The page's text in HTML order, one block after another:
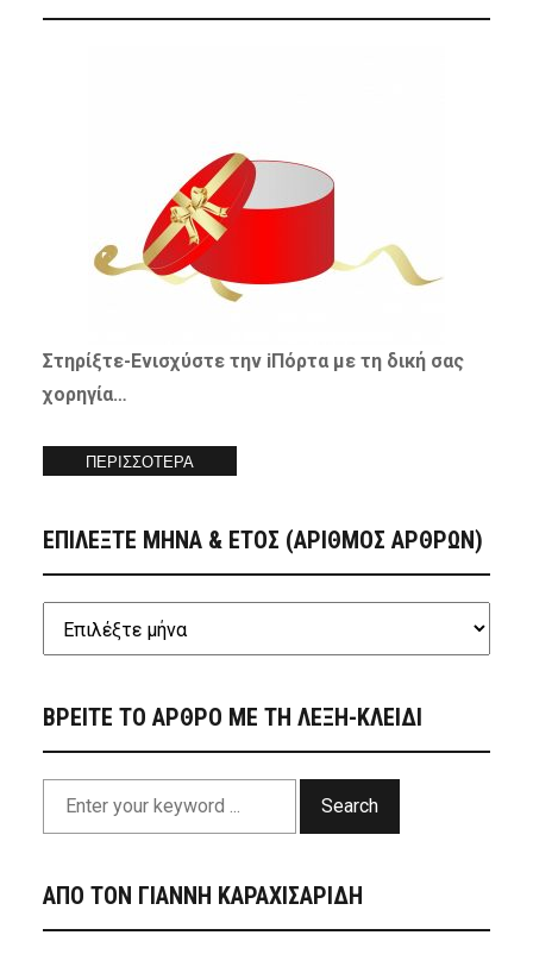
Στηρίξτε-Ενισχύστετην iΠόρτα με τη δική σας
χορηγία…
ΠΕΡΙΣΣΟΤΕΡΑ
ΕΠΙΛΕΞΤΕ ΜΗΝΑ & ΕΤΟΣ (ΑΡΙΘΜΟΣ ΑΡΘΡΩΝ)
ΒΡΕΙΤΕ ΤΟ ΑΡΘΡΟ ΜΕ ΤΗ ΛΕΞΗ-ΚΛΕΙΔΙ
Search
ΑΠΟ ΤΟΝ ΓΙΑΝΝΗ ΚΑΡΑΧΙΣΑΡΙΔΗ